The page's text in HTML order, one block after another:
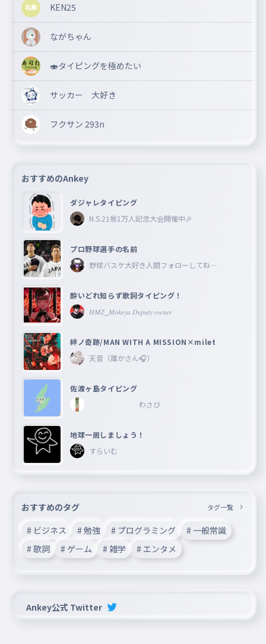
KEN25
ながちゃん
🍣タイピングを極めたい
サッカー 大好き
フクサン 293n
おすすめのAnkey
ダジャレタイピング
N.S.21㊗︎1万人記念大会開催中🎉
プロ野球選手の名前
野球バスケ大好き人間フォローしてね―
酔いどれ知らず歌詞タイピング！
𝐻𝑀𝑍_𝑀𝑜𝑘𝑒𝑦𝑎 𝐷𝑒𝑝𝑢𝑡𝑦 𝑜𝑤𝑛𝑒𝑟
絆ノ奇跡/MAN WITH A MISSION×milet
天音（誰かさん🎧）
佐渡ヶ島タイピング
わさび
地球一周しましょう！
すらいむ
おすすめのタグ タグ一覧
# ビジネス # 勉強 # プログラミング
# 一般常識
# 歌詞
# ゲーム # 雑学 # エンタメ
Ankey公式 Twitter